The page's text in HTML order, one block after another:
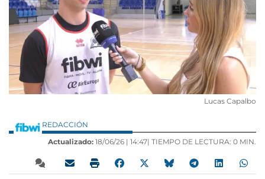
Lucas Capalbo
REDACCIÓN
Actualizado: 18/06/26 | 14:47| TIEMPO DE LECTURA: 0 MIN.